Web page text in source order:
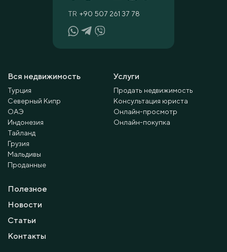
Вся недвижимость
Турция
Северный Кипр
ОАЭ
Индонезия
Тайланд
Грузия
Мальдивы
Проданные
Услуги
Продать недвижимость
Консультация юриста
Онлайн-просмотр
Онлайн-покупка
Полезное
Новости
Статьи
Контакты
TR +90 507 261 37 78